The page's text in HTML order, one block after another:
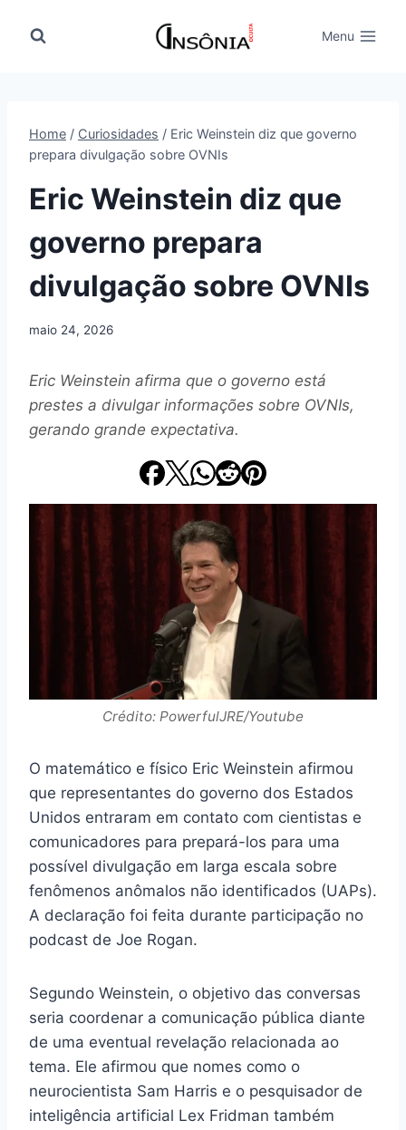
para
Menu
Home / Curiosidades / Eric Weinstein diz que governo
prepara divulgação sobre OVNIs
Eric Weinstein diz que
governo prepara
divulgação sobre OVNIs
maio 24, 2026
Eric Weinstein afirma que o governo está
prestes a divulgar informações sobre OVNIs,
gerando grande expectativa.
Crédito: PowerfulJRE/Youtube
O matemático e físico Eric Weinstein afirmou
que representantes do governo dos Estados
Unidos entraram em contato com cientistas e
comunicadores para prepará-los para uma
possível divulgação em larga escala sobre
fenômenos anômalos não identificados (UAPs).
A declaração foi feita durante participação no
podcast de Joe Rogan.
Segundo Weinstein, o objetivo das conversas
seria coordenar a comunicação pública diante
de uma eventual revelação relacionada ao
tema. Ele afirmou que nomes como o
neurocientista Sam Harris e o pesquisador de
inteligência artificial Lex Fridman também